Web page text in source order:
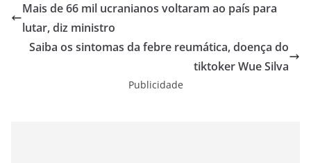
Mais de 66 mil ucranianos voltaram ao país para
lutar, diz ministro
Saiba os sintomas da febre reumática, doença do
tiktoker Wue Silva
Publicidade